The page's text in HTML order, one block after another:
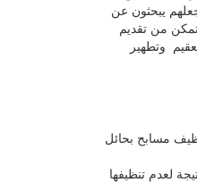
يبحثون عن
من تقديم
وتطهير
مسابح بحائل
لعدم تنظيفها